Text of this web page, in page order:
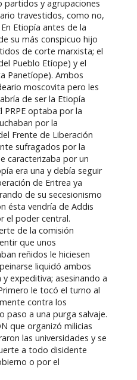
partidos y agrupaciones
travestidos, como no,
Etiopía antes de la
su más conspicuo hijo
de corte marxista; el
Pueblo Etíope) y el
Panetíope). Ambos
moscovita pero les
de ser la Etiopía
PRPE optaba por la
por la
Frente de Liberación
sufragados por la
caracterizaba por un
era una y debía seguir
de Eritrea ya
de su secesionismo
ésta vendría de Addis
el poder central.
de la comisión
que unos
reñidos le hiciesen
liquidó ambos
expeditiva; asesinando a
le tocó el turno al
contra los
paso a una purga salvaje.
que organizó milicias
las universidades y se
a todo disidente
o por el